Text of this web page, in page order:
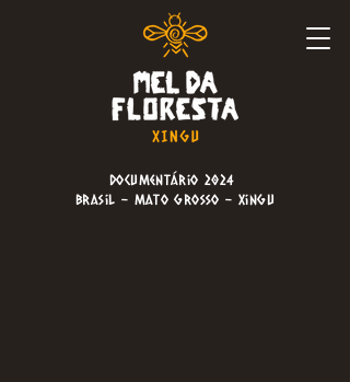
Documentário 2024
brasil - Mato Grosso - Xingu